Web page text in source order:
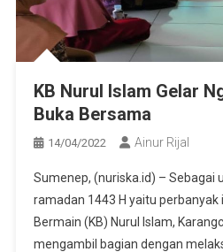
KB Nurul Islam Gelar
Buka Bersama
14/04/2022 Ainur Rijal
Sumenep, (nuriska.id) – Sebagai
ramadan 1443 H yaitu perbanyak
Bermain (KB) Nurul Islam,
mengambil bagian dengan